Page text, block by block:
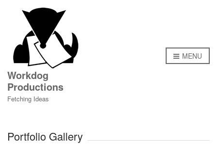
Workdog
Productions
Fetching Ideas
MENU
Portfolio Gallery